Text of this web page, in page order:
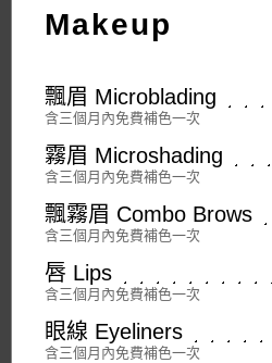
Makeup
飄眉 Microblading
含三個月內免費補色一次
霧眉 Microshading
含三個月內免費補色一次
飄霧眉 Combo Brows
含三個月內免費補色一次
唇 Lips
含三個月內免費補色一次
眼線 Eyeliners
含三個月內免費補色一次